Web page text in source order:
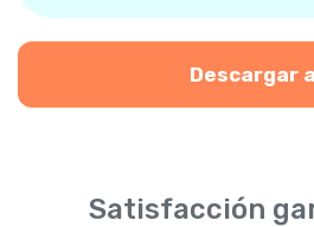
Descargar
Satisfacción